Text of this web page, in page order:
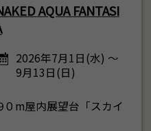
AQUA FANTASI
2026年7月1日(水) ～
9月13日(日)
０m屋内展望台「スカイ